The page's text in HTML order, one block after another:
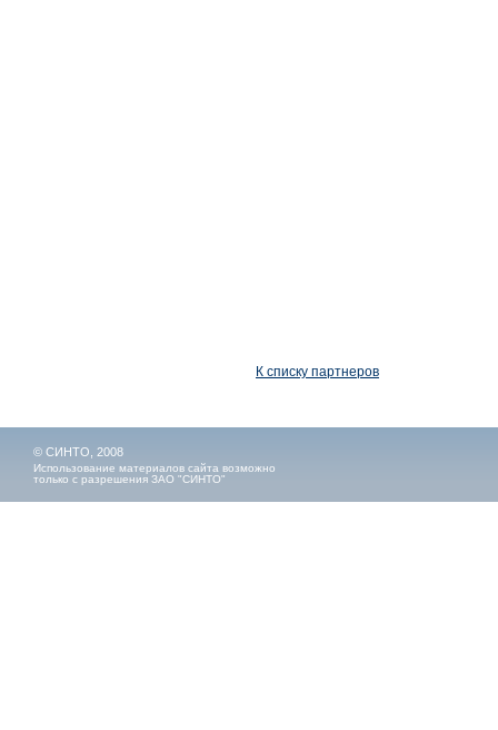
К списку партнеров
© СИНТО, 2008
Использование материалов сайта возможно
только с разрешения ЗАО "СИНТО"